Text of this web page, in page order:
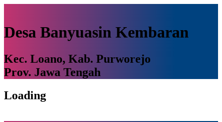
Desa Banyuasin Kembaran
Kec. Loano, Kab. Purworejo
Prov. Jawa Tengah
Loading